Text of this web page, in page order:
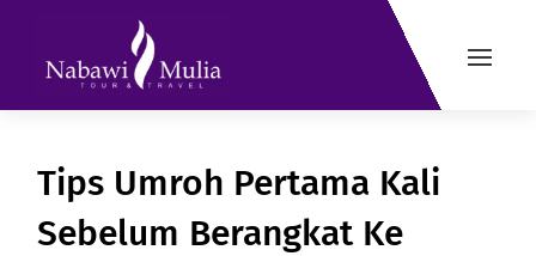
Tips Umroh Pertama Kali
Sebelum Berangkat Ke